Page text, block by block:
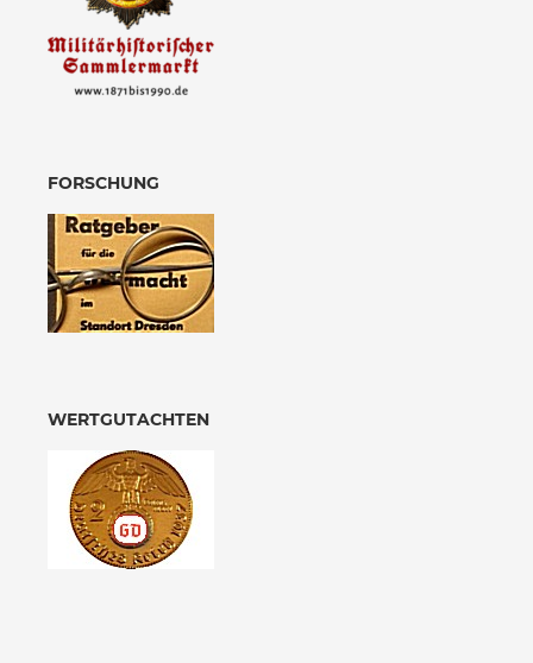
FORSCHUNG
WERTGUTACHTEN